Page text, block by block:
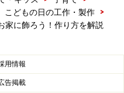
。
こどもの日の工作・製作
>
家に飾ろう！作り方を解説
用情報
告掲載